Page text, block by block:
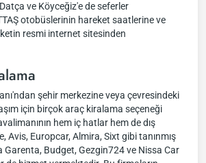
ve Köyceğiz'e de seferler
otobüslerinin hareket saatlerine ve
resmi internet sitesinden
şehir merkezine veya çevresindeki
için birçok araç kiralama seçeneği
hem iç hatlar hem de dış
Avis, Europcar, Almira, Sixt gibi tanınmış
Garenta, Budget, Gezgin724 ve Nissa Car